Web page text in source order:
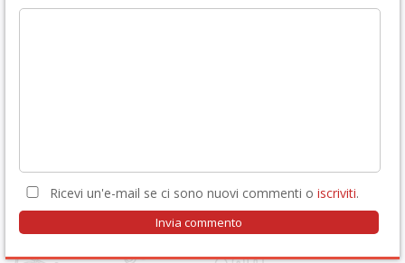
Ricevi un'e-mail se ci sono nuovi commenti o iscriviti.